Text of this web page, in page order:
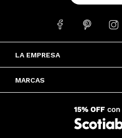
LA EMPRESA
MARCAS
  